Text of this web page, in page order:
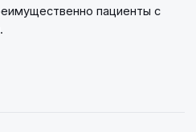
пациенты с